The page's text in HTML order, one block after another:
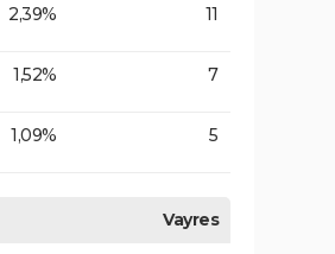
2,39% 11
1,52% 7
1,09% 5
Vayres